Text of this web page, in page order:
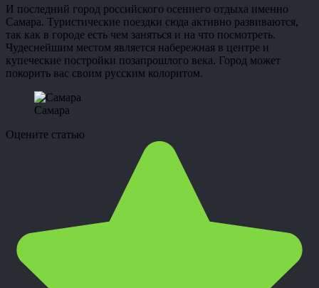
И последний город российского осеннего отдыха именно
Самара. Туристические поездки сюда активно развиваются,
так как в городе есть чем заняться и на что посмотреть.
Чудеснейшим местом является набережная в центре и
купеческие постройки позапрошлого века. Город может
покорить вас своим русским колоритом.
Самара
Оцените статью